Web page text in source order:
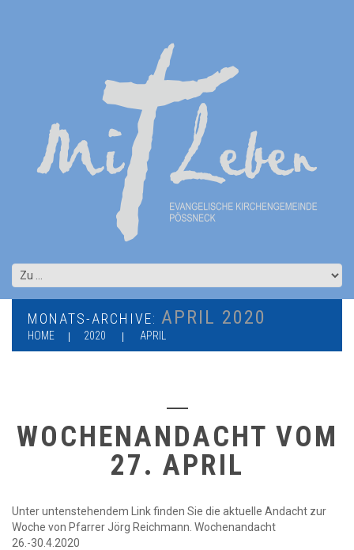
MONATS-ARCHIVE: APRIL 2020
HOME 2020 APRIL
WOCHENANDACHT VOM
27. APRIL
Unter untenstehendem Link finden Sie die aktuelle Andacht zur
Woche von Pfarrer Jörg Reichmann. Wochenandacht
26.-30.4.2020